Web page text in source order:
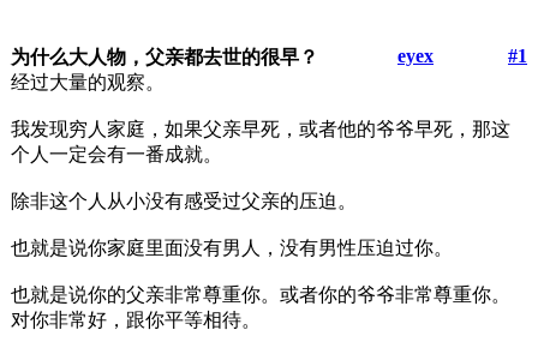
为什么大人物，父亲都去世的很早？ #1
eyex
经过大量的观察。
我发现穷人家庭，如果父亲早死，或者他的爷爷早死，那这
个人一定会有一番成就。
除非这个人从小没有感受过父亲的压迫。
也就是说你家庭里面没有男人，没有男性压迫过你。
也就是说你的父亲非常尊重你。或者你的爷爷非常尊重你。
对你非常好，跟你平等相待。